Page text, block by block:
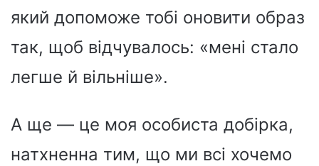
який допоможе тобі оновити образ
так, щоб відчувалось: «мені стало
легше й вільніше».
А ще — це моя особиста добірка,
натхненна тим, що ми всі хочемо